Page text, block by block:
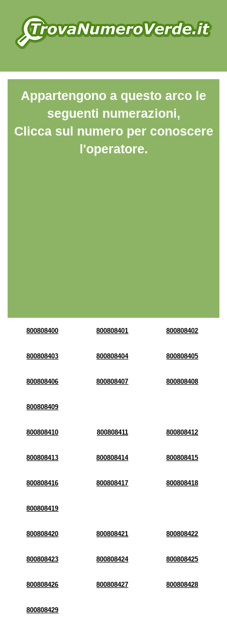
Appartengono a questo arco le
seguenti numerazioni,
Clicca sul numero per conoscere
l'operatore.
800808400 800808401 800808402
800808403 800808404 800808405
800808406 800808407 800808408
800808409
800808410 800808411 800808412
800808413 800808414 800808415
800808416 800808417 800808418
800808419
800808420 800808421 800808422
800808423 800808424 800808425
800808426 800808427 800808428
800808429